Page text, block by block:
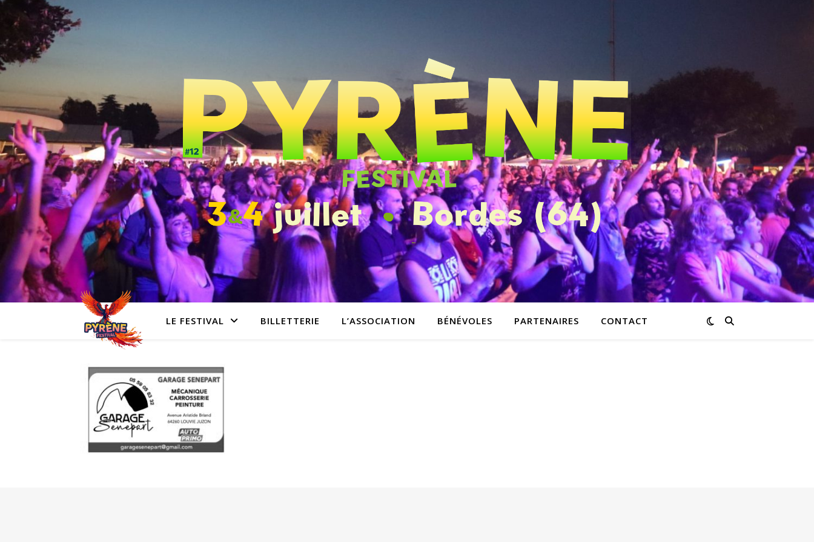
LE FESTIVAL BILLETTERIE L’ASSOCIATION BÉNÉVOLES PARTENAIRES CONTACT